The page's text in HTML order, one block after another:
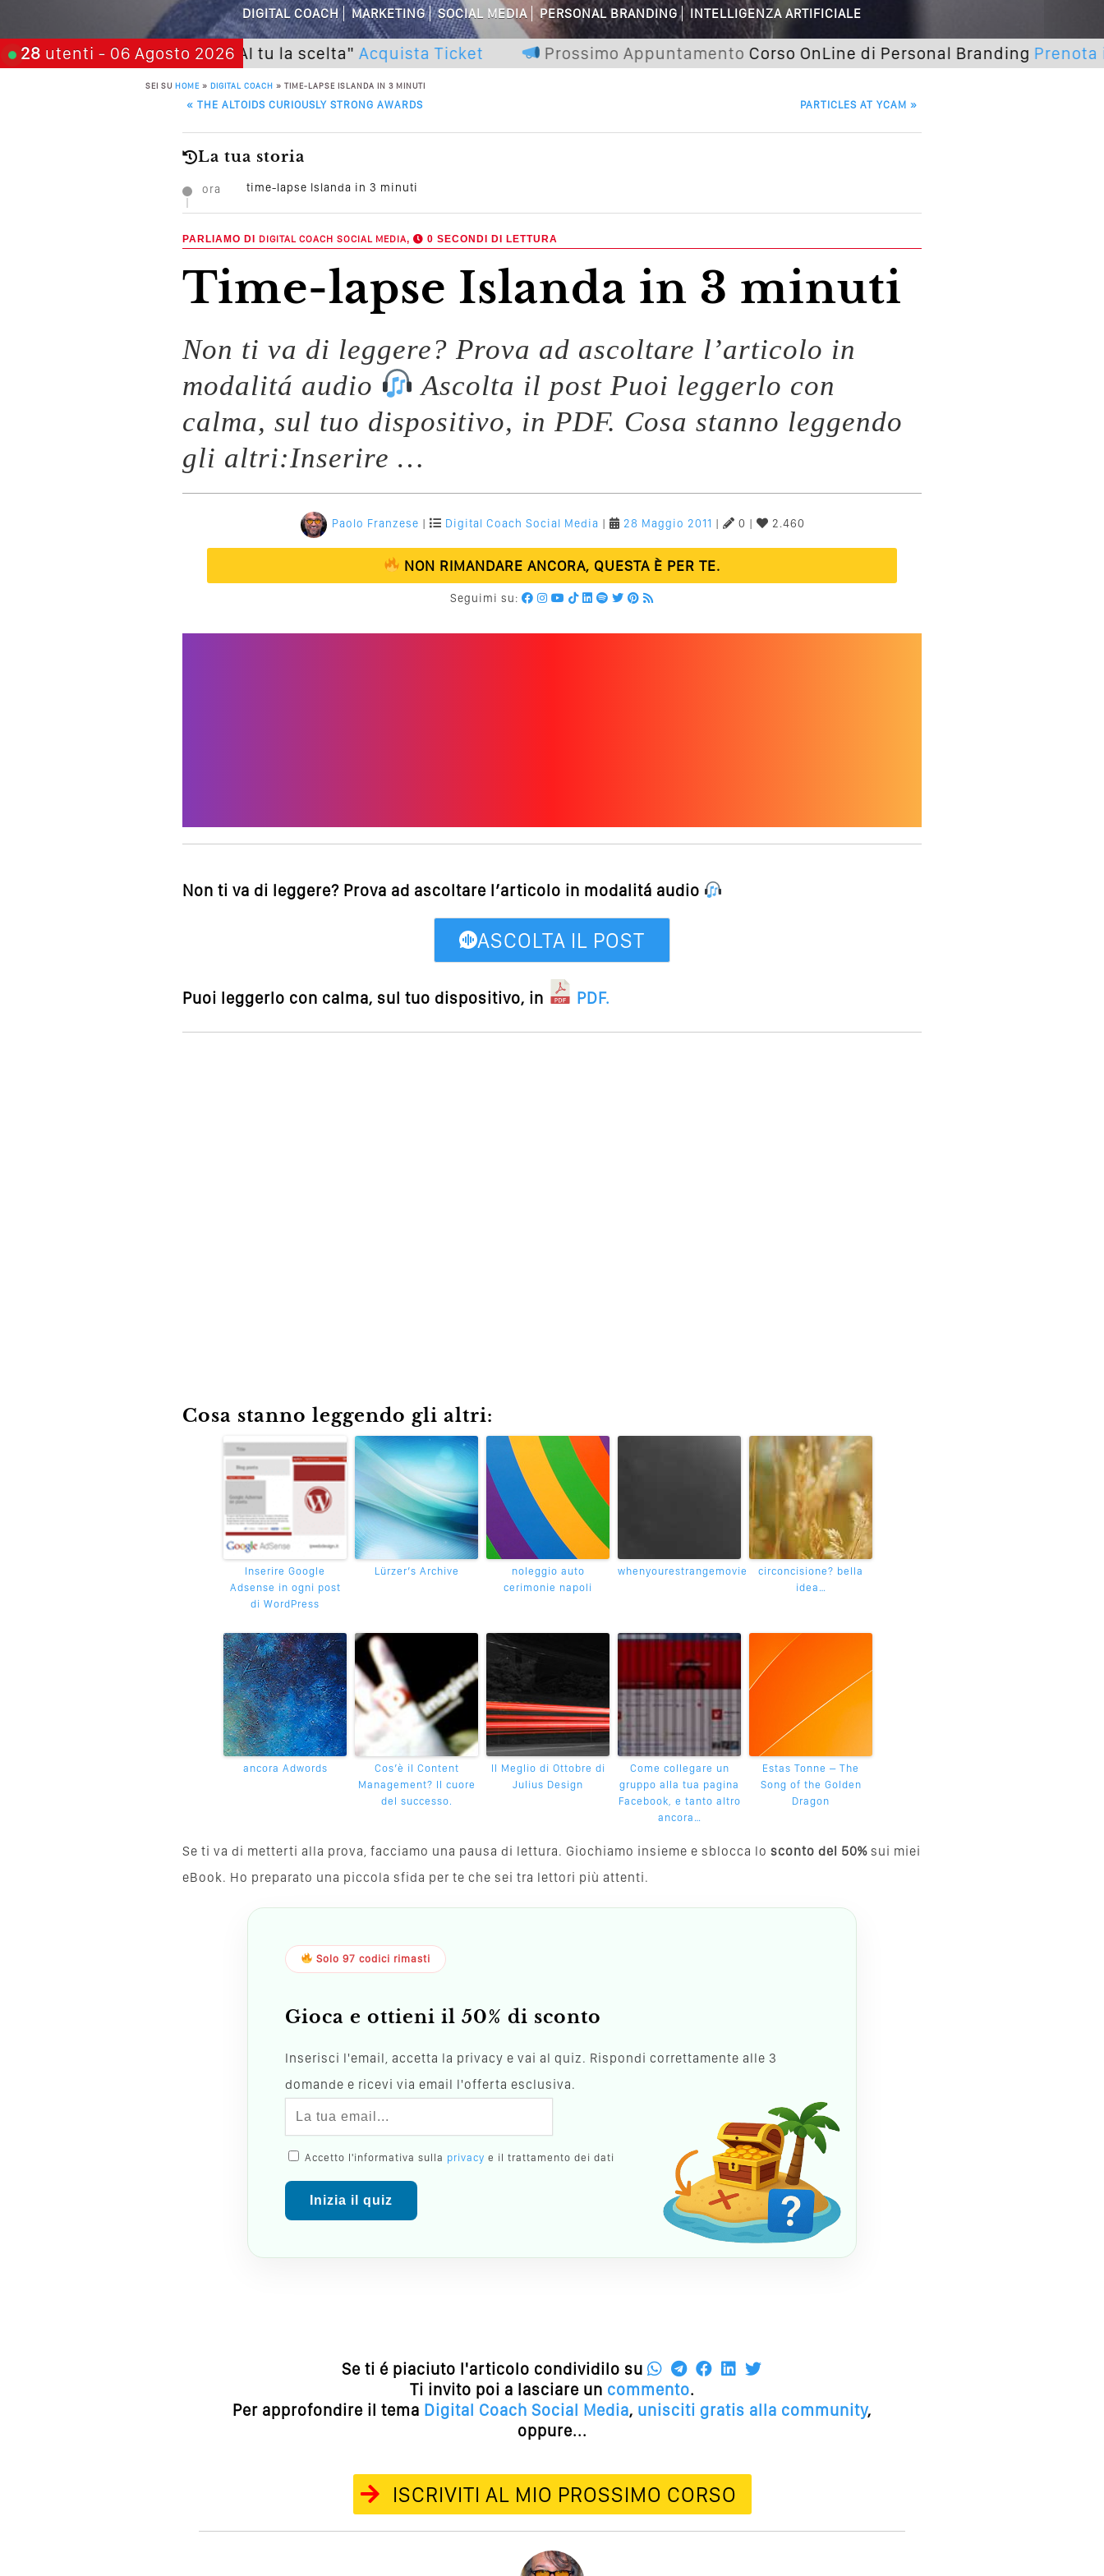
Perché Pubblicare Non Basta Più? Contenuti Di Valore O Solo Rumore…
Perché Non Guadagni Sui Social Media? Probabilmente Tutto Peggiorerà
Quali Sono Gli Errori Della Comunicazione Politica? Il Caso Delle Braccia Incrociate
Come Promuoversi Nel Wedding? Il Mio Intervento Per L’Accademia Del Wedding
DIGITAL COACH MARKETING SOCIAL MEDIA PERSONAL BRANDING INTELLIGENZA ARTIFICIALE
28 utenti - 06 Agosto 2026
Seminario "SarAI tu la scelta"Acquista Ticket Prossimo AppuntamentoCorso OnLine di Personal BrandingPrenota il tuo
SEI SU HOME » DIGITAL COACH » TIME-LAPSE ISLANDA IN 3 MINUTI
POST NAVIGATION
« THE ALTOIDS CURIOUSLY STRONG AWARDS PARTICLES AT YCAM »
La tua storia
ora time-lapse Islanda in 3 minuti
PARLIAMO DI DIGITAL COACH SOCIAL MEDIA, 0 SECONDI DI LETTURA
time-lapse Islanda in 3 minuti
Non ti va di leggere? Prova ad ascoltare l’articolo in
modalitá audio
Ascolta il post Puoi leggerlo con
calma, sul tuo dispositivo, in PDF. Cosa stanno leggendo
gli altri:Inserire …
Paolo Franzese | Digital Coach Social Media | 28 Maggio 2011 | 0 | 2.460
NON RIMANDARE ANCORA, QUESTA È PER TE.
Seguimi su:
Non ti va di leggere? Prova ad ascoltare l’articolo in modalitá audio
ASCOLTA IL POST
Puoi leggerlo con calma, sul tuo dispositivo, in PDF.
Cosa stanno leggendo gli altri:
Inserire Google
Adsense in ogni post
di WordPress
Lürzer’s Archive
noleggio auto
cerimonie napoli
whenyourestrangemovie
circoncisione? bella
idea…
ancora Adwords
Cos’è il Content
Management? Il cuore
del successo.
Il Meglio di Ottobre di
Julius Design
Come collegare un
gruppo alla tua pagina
Facebook, e tanto altro
ancora…
Estas Tonne – The
Song of the Golden
Dragon
Se ti va di metterti alla prova, facciamo una pausa di lettura. Giochiamo insieme e sblocca lo sconto del 50% sui miei
eBook. Ho preparato una piccola sfida per te che sei tra lettori più attenti.
Solo 97 codici rimasti
Gioca e ottieni il 50% di sconto
Inserisci l'email, accetta la privacy e vai al quiz. Rispondi correttamente alle 3
domande e ricevi via email l'offerta esclusiva.
Accetto l'informativa sulla privacy e il trattamento dei dati
Inizia il quiz
Se ti é piaciuto l'articolo condividilo su
Ti invito poi a lasciare un commento.
Per approfondire il tema Digital Coach Social Media, unisciti gratis alla community,
oppure...
ISCRIVITI AL MIO PROSSIMO CORSO